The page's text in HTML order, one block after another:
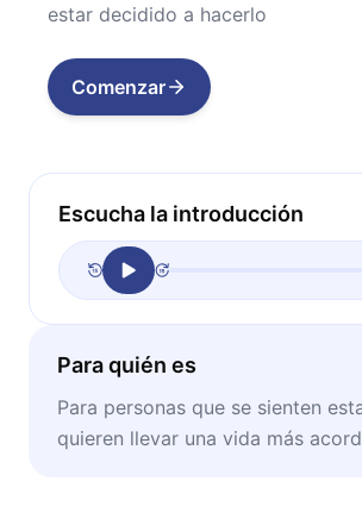
estar decidido a hacerlo
Comenzar
Escucha la introducción
Para quién es
Para personas que se sienten
quieren llevar una vida más